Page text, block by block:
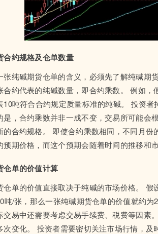
合约规格及仓单数量
张纯碱期货仓单的含义，必须先了解纯碱期
合约代表的纯碱数量，即合约乘数。 例如
10吨符合合约规定质量标准的纯碱。 投资
是，合约乘数并非一成不变，交易所可能会
的合约规格。 即使合约乘数相同，不同月
预期价格，而这个预期会随着时间的推移和
仓单的价值计算
仓单的价值直接取决于纯碱的市场价格。
吨/张，那么一张纯碱期货仓单的价值就约
交易中还需要考虑交易手续费、税费等因素
次变化。 投资者需要密切关注市场行情，及